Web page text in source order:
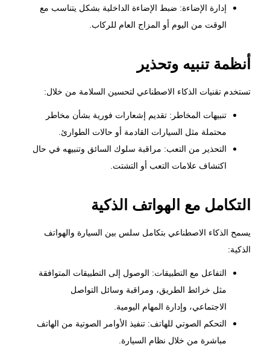
إدارة الإضاءة: ضبط الإضاءة الداخلية بشكل يتناسب مع
الوقت من اليوم أو المزاج العام للركاب.
أنظمة تنبيه وتحذير
تستخدم تقنيات الذكاء الاصطناعي لتحسين السلامة من خلال:
تنبيهات المخاطر: تقديم إشعارات فورية بشأن مخاطر
محتملة مثل السيارات القادمة أو حالات الطوارئ.
التحذير من التعب: مراقبة سلوك السائق وتنبيهه في حال
اكتشاف علامات التعب أو التشتت.
التكامل مع الهواتف الذكية
يسمح الذكاء الاصطناعي بتكامل سلس بين السيارة والهواتف
الذكية:
التفاعل مع التطبيقات: الوصول إلى التطبيقات المتوافقة
مثل خرائط الطريق، ومراقبة وسائل التواصل
الاجتماعي، وإدارة المهام اليومية.
التحكم الصوتي للهاتف: تنفيذ الأوامر الصوتية من الهاتف
مباشرة من خلال نظام السيارة.